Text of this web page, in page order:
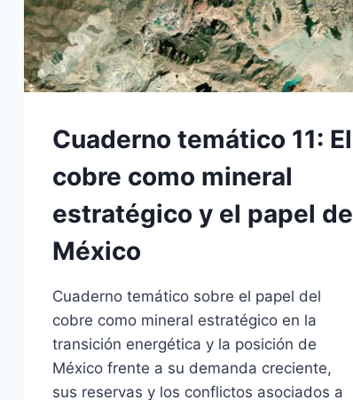
Cuaderno temático 11: El
cobre como mineral
estratégico y el papel de
México
Cuaderno temático sobre el papel del
cobre como mineral estratégico en la
transición energética y la posición de
México frente a su demanda creciente,
sus reservas y los conflictos asociados a